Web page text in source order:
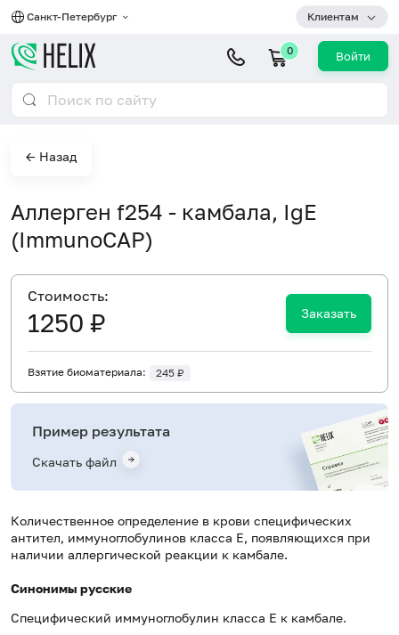
Санкт-Петербург Клиентам
0 Войти
← Назад
Аллерген f254 - камбала, IgE
(ImmunoCAP)
Количественное определение в крови специфических
антител, иммуноглобулинов класса E, появляющихся при
наличии аллергической реакции к камбале.
Синонимы русские
Специфический иммуноглобулин класса Е к камбале.
Cтоимость:
1250 ₽ Заказать
Взятие биоматериала: 245 ₽
Пример результата
Скачать файл